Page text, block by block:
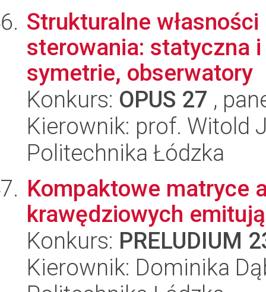
Strukturalne
sterowania: statyczna
symetrie, obserwatory
Konkurs: OPUS 27 ,
Kierownik: prof. Witold
Politechnika Łódzka
Kompaktowe matryce
krawędziowych
Konkurs: PRELUDIUM
Kierownik: Dominika